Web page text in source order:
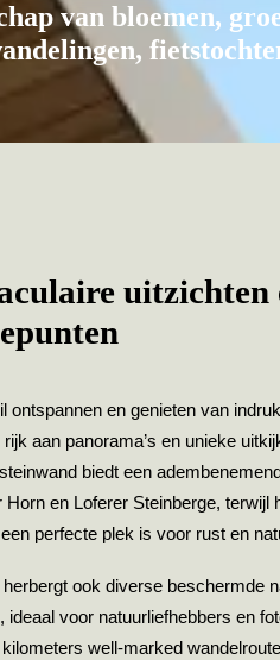
van bloemen,
ontspannen en genieten van
aan panorama’s en unieke
biedt een
Horn en Loferer Steinberge,
perfecte plek is voor rust en
herbergt ook diverse beschermde
ideaal voor natuurliefhebbers en
well-marked